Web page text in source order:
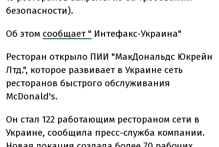
безопасности).
Об этом сообщает " Интефакс-Украина"
Ресторан открыло ПИИ "МакДональдс Юкрейн
Лтд.", которое развивает в Украине сеть
ресторанов быстрого обслуживания
McDonald's.
Он стал 122 работающим рестораном сети в
Украине, сообщила пресс-служба компании.